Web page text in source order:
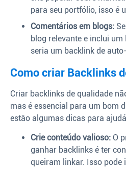
para seu portfólio, isso é
Comentários em blogs:
blog relevante e inclui
seria um backlink de
Como criar Backlinks
Criar backlinks de qualidade
mas é essencial para um bom
estão algumas dicas para
Crie conteúdo valioso: O
ganhar backlinks é ter
queiram linkar. Isso pode